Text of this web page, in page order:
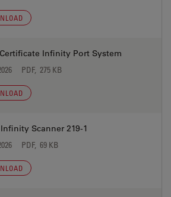
Infinity Port System
PDF, 275 KB
Scanner 219-1
PDF, 69 KB